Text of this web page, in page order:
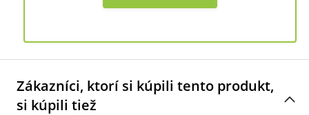
Zákazníci, ktorí si kúpili tento produkt,
si kúpili tiež